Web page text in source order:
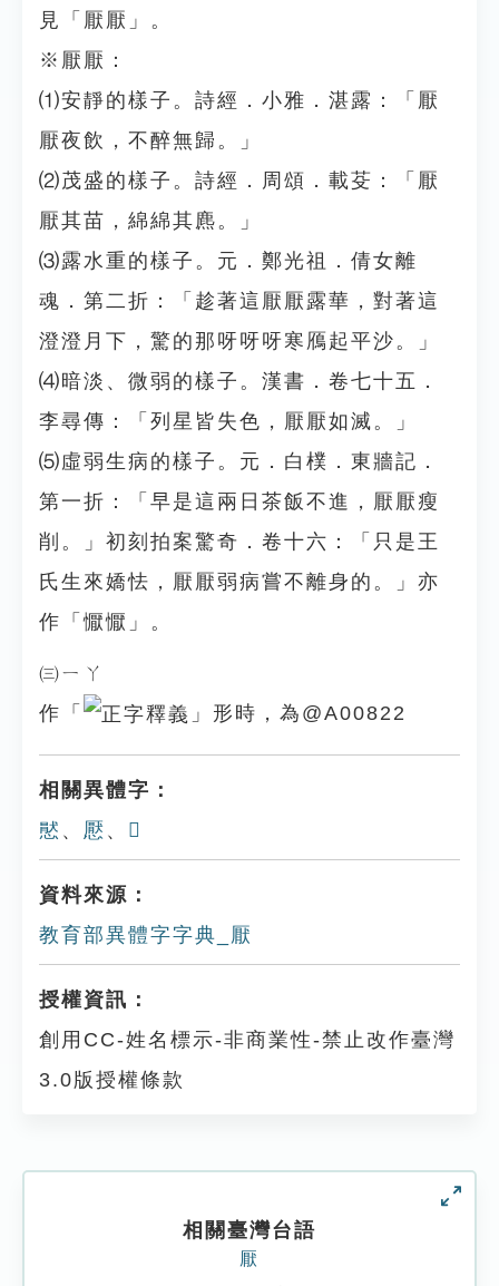
見「厭厭」。
※厭厭：
⑴安靜的樣子。詩經．小雅．湛露：「厭
厭夜飲，不醉無歸。」
⑵茂盛的樣子。詩經．周頌．載芟：「厭
厭其苗，綿綿其麃。」
⑶露水重的樣子。元．鄭光祖．倩女離
魂．第二折：「趁著這厭厭露華，對著這
澄澄月下，驚的那呀呀呀寒鴈起平沙。」
⑷暗淡、微弱的樣子。漢書．卷七十五．
李尋傳：「列星皆失色，厭厭如滅。」
⑸虛弱生病的樣子。元．白樸．東牆記．
第一折：「早是這兩日茶飯不進，厭厭瘦
削。」初刻拍案驚奇．卷十六：「只是王
氏生來嬌怯，厭厭弱病嘗不離身的。」亦
作「懨懨」。
㈢ㄧㄚ
作「
」形時，為@A00822
相關異體字：
㦔 、 懕 、 𢣽
資料來源：
教育部異體字字典_厭
授權資訊：
創用CC-姓名標示-非商業性-禁止改作臺灣
3.0版授權條款
相關臺灣台語
厭